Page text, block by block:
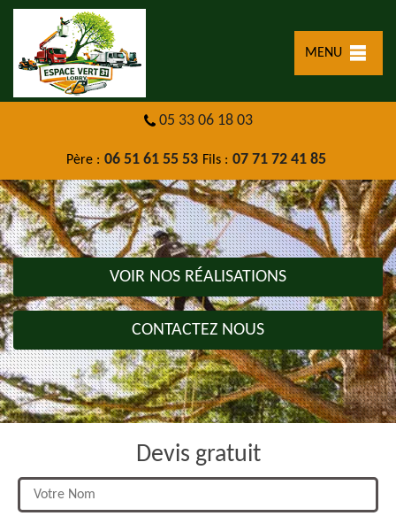
MENU
05 33 06 18 03
Père : 06 51 61 55 53 Fils : 07 71 72 41 85
VOIR NOS RÉALISATIONS
CONTACTEZ NOUS
Devis gratuit